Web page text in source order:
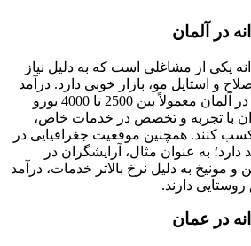
در آلمان
یکی از مشاغلی است که به دلیل نیاز
و استایل مو، بازار خوبی دارد. درآمد
آرایشگری مردانه در ماه در آلمان معمولاً بین 2500 تا 4000 یورو
با تجربه و تخصص در خدمات خاص،
کنند. همچنین موقعیت جغرافیایی در
دارد؛ به عنوان مثال، آرایشگران در
و مونیخ به دلیل نرخ بالاتر خدمات، درآمد
دارند.
در عمان